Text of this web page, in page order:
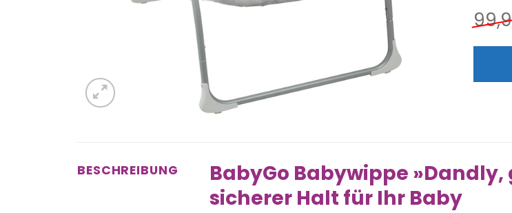
BESCHREIBUNG
BabyGo Babywippe
sicherer Halt für Ihr Baby